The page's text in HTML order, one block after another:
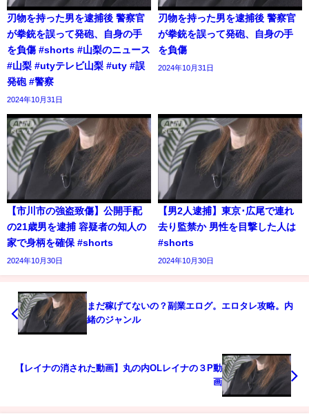
刃物を持った男を逮捕後 警察官
が拳銃を誤って発砲、自身の手
を負傷 #shorts #山梨のニュース
#山梨 #utyテレビ山梨 #uty #誤
発砲 #警察
2024年10月31日
刃物を持った男を逮捕後 警察官
が拳銃を誤って発砲、自身の手
を負傷
2024年10月31日
【市川市の強盗致傷】公開手配
の21歳男を逮捕 容疑者の知人の
家で身柄を確保 #shorts
2024年10月30日
【男2人逮捕】東京･広尾で連れ
去り監禁か 男性を目撃した人は
#shorts
2024年10月30日
まだ稼げてないの？副業エログ。エロタレ攻略。内
緒のジャンル
【レイナの消された動画】丸の内OLレイナの３P動
画